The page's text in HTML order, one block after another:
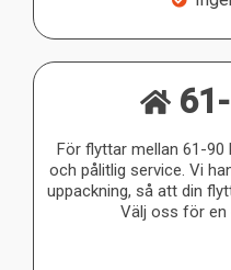
För flyttar mellan 61-90
och pålitlig service. Vi
uppackning, så att din
Välj oss för